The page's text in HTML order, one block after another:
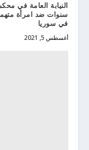
النيابة العامة في
سنوات ضد امرأة
في سوريا
أغسطس 5, 2021